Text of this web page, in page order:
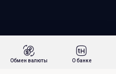
ЦБ РФ № 902 от 09.08.2022 г.
Вал, д. 5
Обмен валюты О банке